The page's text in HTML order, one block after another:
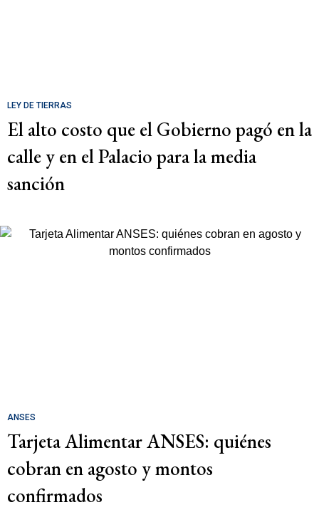
LEY DE TIERRAS
El alto costo que el Gobierno pagó en la
calle y en el Palacio para la media
sanción
ANSES
Tarjeta Alimentar ANSES: quiénes
cobran en agosto y montos
confirmados